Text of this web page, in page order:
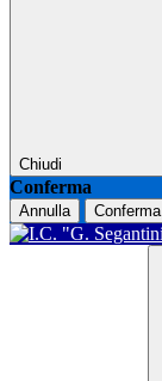
Chiudi
Conferma
Annulla Conferma